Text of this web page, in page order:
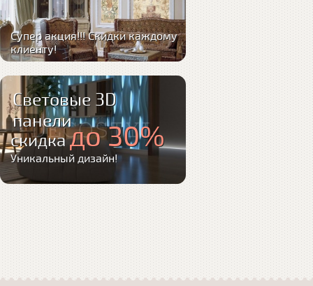
Супер акция!!! Скидки каждому
клиенту!
Световые 3D
панели
скидкадо 30%
Уникальный дизайн!